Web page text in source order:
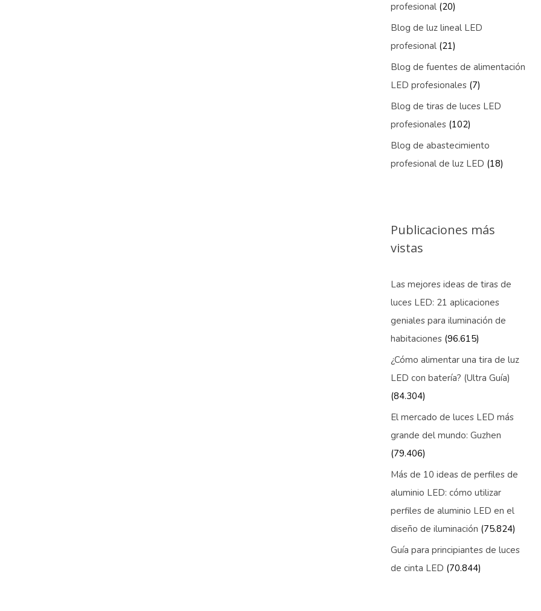
profesional (20)
Blog de luz lineal LED
profesional (21)
Blog de fuentes de alimentación
LED profesionales (7)
Blog de tiras de luces LED
profesionales (102)
Blog de abastecimiento
profesional de luz LED (18)
Publicaciones más
vistas
Las mejores ideas de tiras de
luces LED: 21 aplicaciones
geniales para iluminación de
habitaciones (96.615)
¿Cómo alimentar una tira de luz
LED con batería? (Ultra Guía)
(84.304)
El mercado de luces LED más
grande del mundo: Guzhen
(79.406)
Más de 10 ideas de perfiles de
aluminio LED: cómo utilizar
perfiles de aluminio LED en el
diseño de iluminación (75.824)
Guía para principiantes de luces
de cinta LED (70.844)